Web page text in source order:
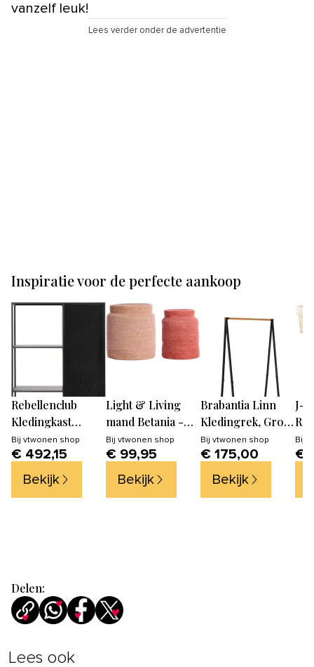
vanzelf leuk!
Lees verder onder de advertentie
Inspiratie voor de perfecte aankoop
Rebellenclub
Kledingkast
Verona - Zwart
Bij vtwonen shop
€ 492,15
Bekijk
Light & Living
mand Betania -
roze - Ø33cm
Bij vtwonen shop
€ 99,95
Bekijk
Brabantia Linn
Kledingrek, Groot
- Black
Bij vtwonen shop
€ 175,00
Bekijk
J-
-
Bij
€
Delen:
Lees ook